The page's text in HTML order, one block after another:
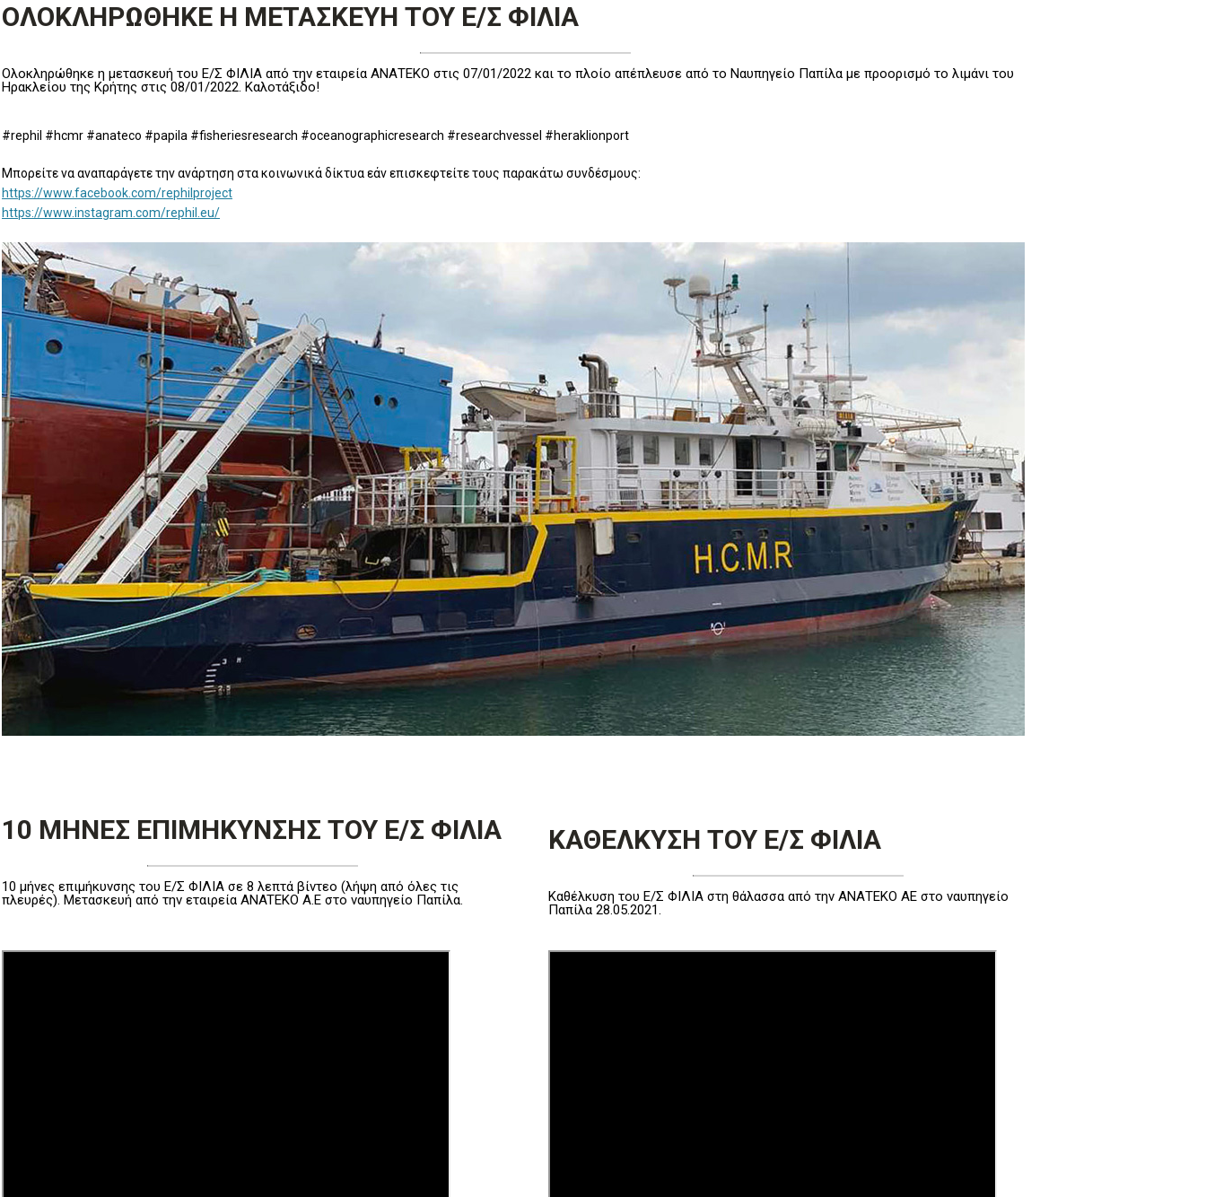
ΟΛΟΚΛΗΡΩΘΗΚΕ Η ΜΕΤΑΣΚΕΥΗ ΤΟΥ Ε/Σ ΦΙΛΙΑ
Ολοκληρώθηκε η μετασκευή του Ε/Σ ΦΙΛΙΑ από την εταιρεία ΑΝΑΤΕΚΟ στις 07/01/2022 και το πλοίο απέπλευσε από το Ναυπηγείο Παπίλα με προορισμό το λιμάνι του
Ηρακλείου της Κρήτης στις 08/01/2022. Καλοτάξιδο!
#rephil #hcmr #anateco #papila #fisheriesresearch #oceanographicresearch #researchvessel #heraklionport
Μπορείτε να αναπαράγετε την ανάρτηση στα κοινωνικά δίκτυα εάν επισκεφτείτε τους παρακάτω συνδέσμους:
https://www.facebook.com/rephilproject
https://www.instagram.com/rephil.eu/
10 ΜΗΝΕΣ ΕΠΙΜΗΚΥΝΣΗΣ ΤΟΥ Ε/Σ ΦΙΛΙΑ
10 μήνες επιμήκυνσης του Ε/Σ ΦΙΛΙΑ σε 8 λεπτά βίντεο (λήψη από όλες τις
πλευρές). Μετασκευή από την εταιρεία ANATEKO A.E στο ναυπηγείο Παπίλα.
ΚΑΘΕΛΚΥΣΗ ΤΟΥ Ε/Σ ΦΙΛΙΑ
Καθέλκυση του Ε/Σ ΦΙΛΙΑ στη θάλασσα από την ΑΝΑΤΕΚΟ ΑΕ στο ναυπηγείο
Παπίλα 28.05.2021.